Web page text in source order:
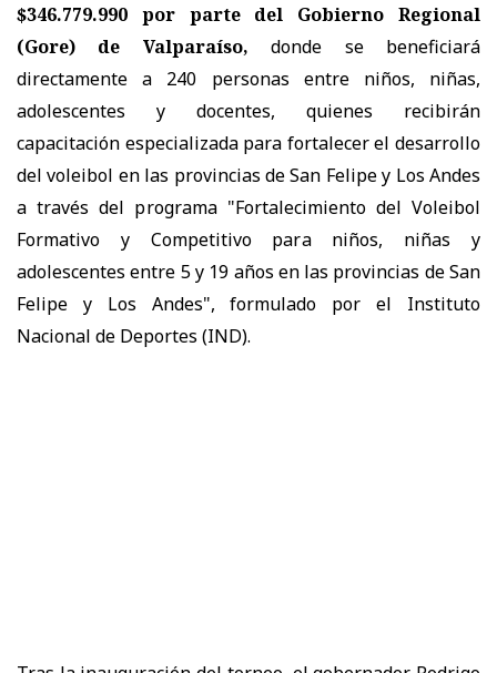
$346.779.990 por parte del Gobierno Regional
(Gore) de Valparaíso,
donde se beneficiará
directamente a 240 personas entre niños, niñas,
adolescentes y docentes, quienes recibirán
capacitación especializada para fortalecer el desarrollo
del voleibol en las provincias de San Felipe y Los Andes
a través del programa "Fortalecimiento del Voleibol
Formativo y Competitivo para niños, niñas y
adolescentes entre 5 y 19 años en las provincias de San
Felipe y Los Andes", formulado por el Instituto
Nacional de Deportes (IND).